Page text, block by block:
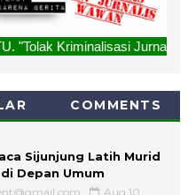
Jurnalis, Rekan Kami
COMMENTS
Sijunjung Latih Murid
Depan Umum
Aug 10,